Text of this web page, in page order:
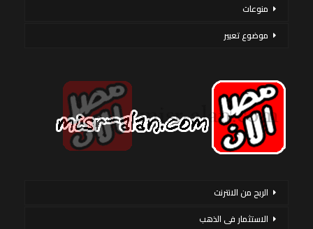
منوعات
موضوع تعبير
الربح من الانترنت
الاستثمار فى الذهب